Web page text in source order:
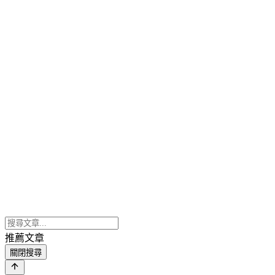
推薦文章
關閉搜尋